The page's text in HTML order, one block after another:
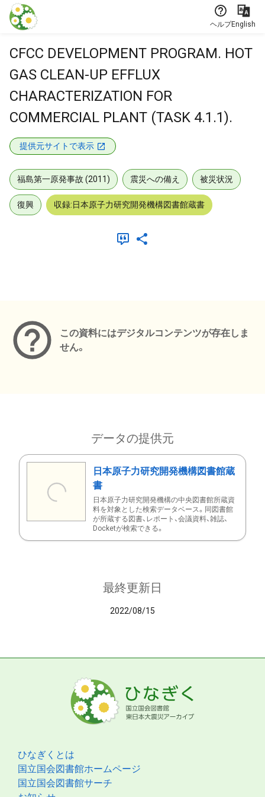
本文に飛ぶ
ヘルプEnglish
CFCC DEVELOPMENT PROGRAM. HOT
GAS CLEAN-UP EFFLUX
CHARACTERIZATION FOR
COMMERCIAL PLANT (TASK 4.1.1).
提供元サイトで表示
福島第一原発事故 (2011) 震災への備え 被災状況
復興 収録:日本原子力研究開発機構図書館蔵書
この資料にはデジタルコンテンツが存在しま
せん。
データの提供元
日本原子力研究開発機構図書館蔵
書
日本原子力研究開発機構の中央図書館所蔵資
料を対象とした検索データベース。同図書館
が所蔵する図書、レポート、会議資料、雑誌、
Docketが検索できる。
最終更新日
2022/08/15
ひなぎくとは
国立国会図書館ホームページ
国立国会図書館サーチ